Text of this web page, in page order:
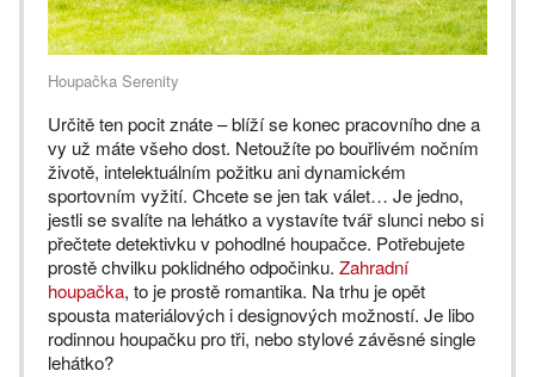
Houpačka Serenity
Určitě ten pocit znáte – blíží se konec pracovního dne a
vy už máte všeho dost. Netoužíte po bouřlivém nočním
životě, intelektuálním požitku ani dynamickém
sportovním vyžití. Chcete se jen tak válet… Je jedno,
jestli se svalíte na lehátko a vystavíte tvář slunci nebo si
přečtete detektivku v pohodlné houpačce. Potřebujete
prostě chvilku poklidného odpočinku. Zahradní
houpačka, to je prostě romantika. Na trhu je opět
spousta materiálových i designových možností. Je libo
rodinnou houpačku pro tři, nebo stylové závěsné single
lehátko?